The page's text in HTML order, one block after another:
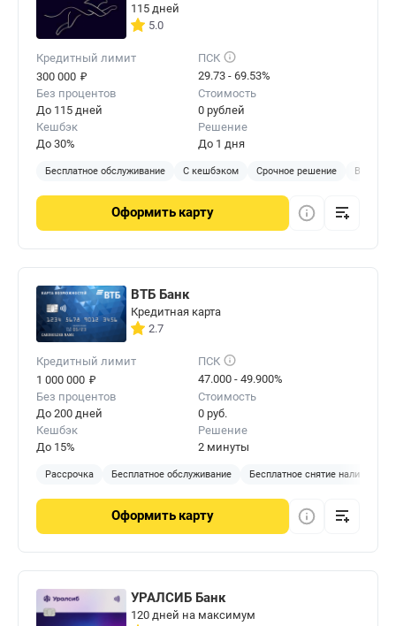
115 дней
5.0
Кредитный лимит
300 000 ₽
ПСК
29.73 - 69.53%
Без процентов
До 115 дней
Стоимость
0 рублей
Кешбэк
До 30%
Решение
До 1 дня
Бесплатное обслуживание С кешбэком Срочное решение В
Оформить карту
ВТБ Банк
Кредитная карта
2.7
Кредитный лимит
1 000 000 ₽
ПСК
47.000 - 49.900%
Без процентов
До 200 дней
Стоимость
0 руб.
Кешбэк
До 15%
Решение
2 минуты
Рассрочка Бесплатное обслуживание Бесплатное снятие наличных
Оформить карту
УРАЛСИБ Банк
120 дней на максимум